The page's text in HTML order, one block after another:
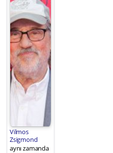
Vilmos
Zsigmond
aynı zamanda